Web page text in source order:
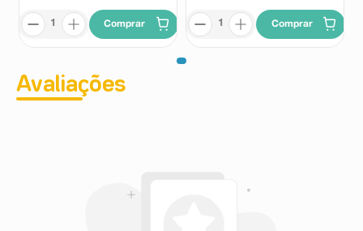
Comprar Comprar
Avaliações